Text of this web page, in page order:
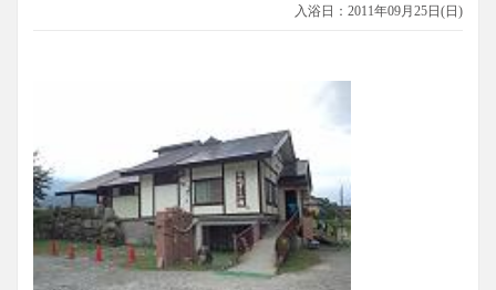
入浴日：2011年09月25日(日)